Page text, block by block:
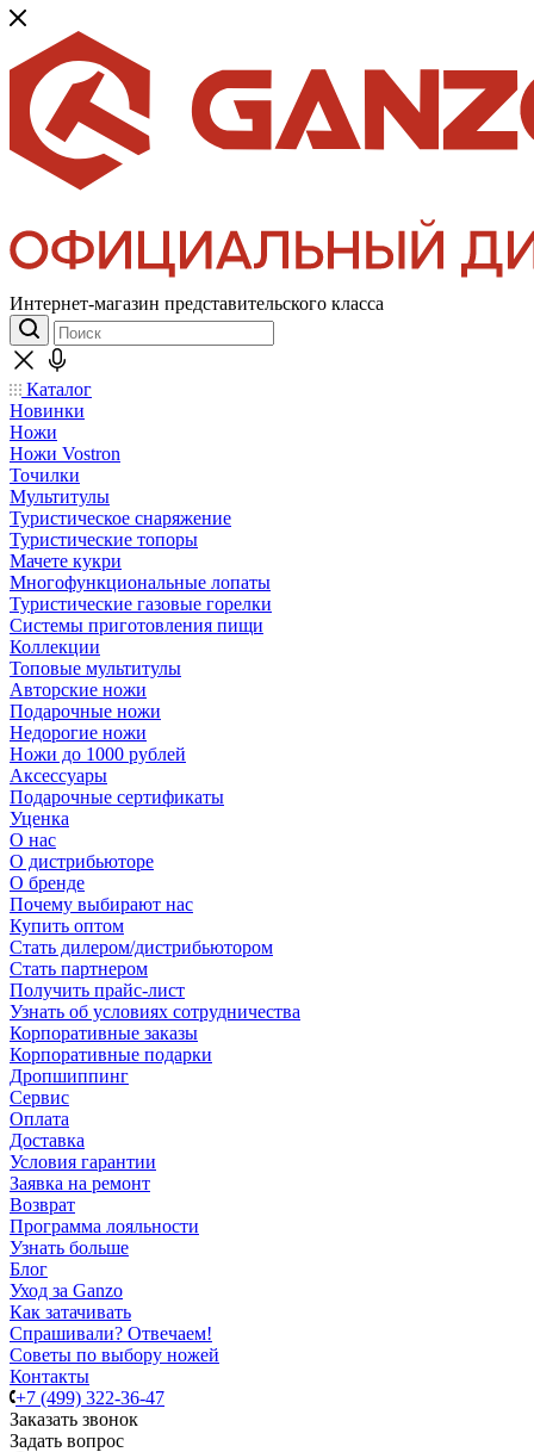
Интернет-магазин представительского класса
Каталог
Новинки
Ножи
Ножи Vostron
Точилки
Мультитулы
Туристическое снаряжение
Туристические топоры
Мачете кукри
Многофункциональные лопаты
Туристические газовые горелки
Системы приготовления пищи
Коллекции
Топовые мультитулы
Авторские ножи
Подарочные ножи
Недорогие ножи
Ножи до 1000 рублей
Аксессуары
Подарочные сертификаты
Уценка
О нас
О дистрибьюторе
О бренде
Почему выбирают нас
Купить оптом
Стать дилером/дистрибьютором
Стать партнером
Получить прайс-лист
Узнать об условиях сотрудничества
Корпоративные заказы
Корпоративные подарки
Дропшиппинг
Сервис
Оплата
Доставка
Условия гарантии
Заявка на ремонт
Возврат
Программа лояльности
Узнать больше
Блог
Уход за Ganzo
Как затачивать
Спрашивали? Отвечаем!
Советы по выбору ножей
Контакты
+7 (499) 322-36-47
Заказать звонок
Задать вопрос